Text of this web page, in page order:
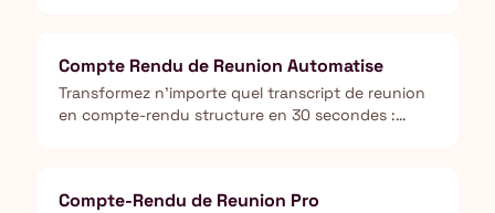
Compte Rendu de Reunion Automatise
Transformez n'importe quel transcript de reunion
en compte-rendu structure en 30 secondes :
Compte-Rendu de Reunion Pro